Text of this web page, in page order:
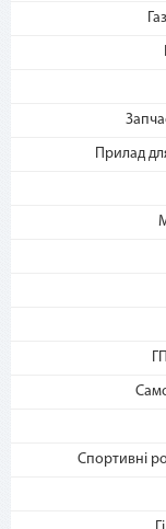
Прилад
Спортивні
2.
3. Укажите
покупку. С
спишется